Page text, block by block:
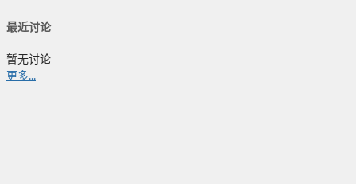
最近讨论
暂无讨论
更多...